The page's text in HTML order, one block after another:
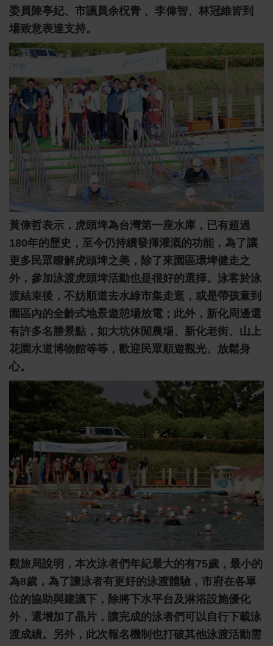
委員陳亭妃、市議員余柷青 、李偉智、林冠維皆到
場致意表達支持。
黃偉哲表示，虎頭埤為台灣第一座水庫，已有超過
180年的歷史，至今仍持續發揮灌溉的功能，為了讓
更多民眾瞭解虎頭埤之美，除了來園區環埤健走之
外，參加泳渡虎頭埤活動也是很好的選擇。泳客於泳
渡結束後，不妨順道去水綠市集走逛，或是帶孩童到
園區內的全齡式地景遊憩場放電；此外，新化周邊還
有許多名勝景點，如大坑休閒農場、新化老街、山上
花園水道博物館等等，歡迎民眾順遊觀光、放鬆身
心。
觀旅局說明，本次泳者們年紀最大的有75歲，最小的
為8歲，為了讓泳者有更好的泳渡體驗，市府在各單
位的協助與建議下，除將下水平台及淋浴設施優化
外，還增加了晶片，讓完成的泳者們可以自行下載泳
渡成績。另外，此次報名機制也打破其他泳渡活動需